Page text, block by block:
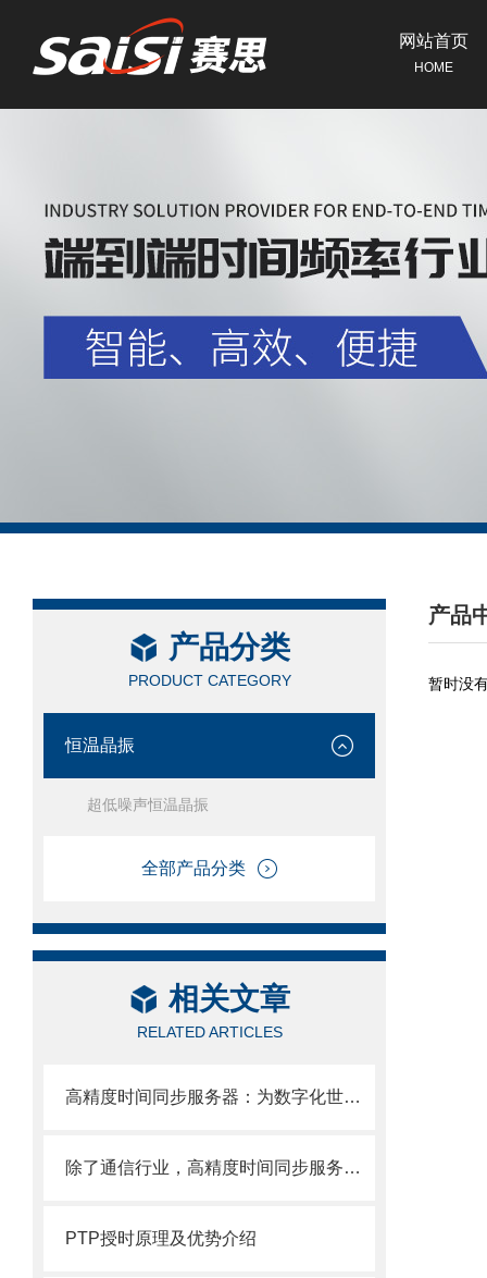
网站首页
HOME
产品分类
PRODUCT CATEGORY
恒温晶振
超低噪声恒温晶振
全部产品分类
相关文章
RELATED ARTICLES
高精度时间同步服务器：为数字化世界校准每一秒
除了通信行业，高精度时间同步服务器在其他领域有哪些应用
PTP授时原理及优势介绍
产品
/
暂时没